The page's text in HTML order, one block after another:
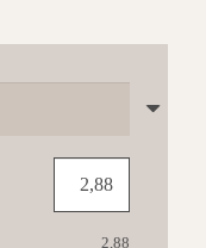
2,88